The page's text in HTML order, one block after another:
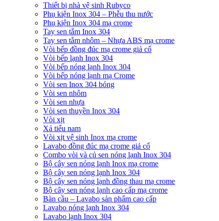
Thiết bị nhà vệ sinh Rubyco
Phụ kiện Inox 304 – Phễu thu nước
Phụ kiện Inox 304 mạ crome
Tay sen tắm Inox 304
Tay sen tắm nhôm – Nhựa ABS mạ crome
Vòi bếp đồng đúc mạ crome giả cổ
Vòi bếp lạnh Inox 304
Vòi bếp nóng lạnh Inox 304
Vòi bếp nóng lạnh mạ Crome
Vòi sen Inox 304 bóng
Vòi sen nhôm
Vòi sen nhựa
Vòi sen thuyền Inox 304
Vòi xịt
Xả tiểu nam
Vòi xịt vệ sinh Inox mạ crome
Lavabo đồng đúc mạ crome giả cổ
Combo vòi và củ sen nóng lạnh Inox 304
Bộ cây sen nóng lạnh Inox mạ crome
Bộ cây sen nóng lạnh Inox 304
Bộ cây sen nóng lạnh đồng thau mạ crome
Bộ cây sen nóng lạnh cao cấp mạ crome
Bàn cầu – Lavabo sản phẩm cao cấp
Lavabo nóng lạnh Inox 304
Lavabo lạnh Inox 304